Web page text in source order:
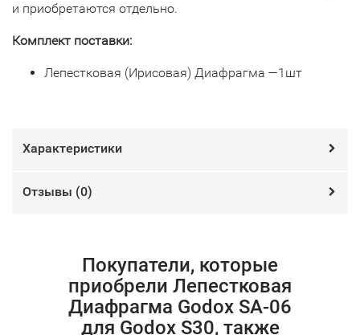
и приобретаются отдельно.
Комплект поставки:
Лепестковая (Ирисовая) Диафрагма —1шт
Характеристики
Отзывы (0)
Покупатели, которые
приобрели Лепестковая
Диафрагма Godox SA-06
для Godox S30, также